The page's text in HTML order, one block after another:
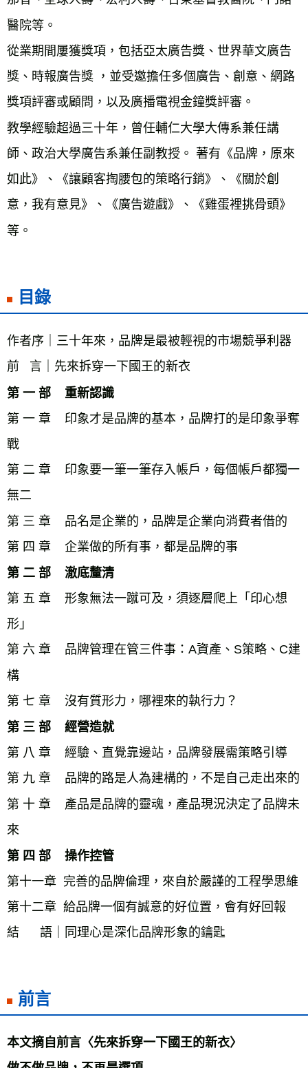
醫院等。
從業期間屢獲獎項，包括亞太廣告獎、世界華文廣告
獎、時報廣告獎 ，並受邀擔任多個廣告、創意、網路
獎項評審或顧問，以及廣播電視金鐘獎評審。
教學經驗超過三十年，曾任輔仁大學大傳系兼任講
師、政治大學廣告系兼任副教授。 著有《品牌，原來
如此》、《讓顧客掏腰包的策略行銷》、《關於創
意，我有意見》、《廣告遊戲》、《雞蛋裡挑骨頭》
等。
目錄
作者序｜三十年來，品牌是最被輕視的市場競爭利器
第 一 部    重新認識
第 一 章    印象才是品牌的基本，品牌打的是印象爭奪
戰
第 二 章    印象要一筆一筆存入帳戶，每個帳戶都獨一
無二
第 三 章    品名是企業的，品牌是企業向消費者借的
第 二 部    澈底釐清
第 五 章    形象無法一蹴可及，須逐層爬上「印心想
形」
第 六 章    品牌管理在管三件事：A資產、S策略、C建
構
第 三 部    經營造就
第 八 章    經驗、直覺靠邊站，品牌發展需策略引導
第 九 章    品牌的路是人為建構的，不是自己走出來的
第 十 章    產品是品牌的靈魂，產品現況決定了品牌未
第 四 部    操作控管
第十一章  完善的品牌倫理，來自於嚴謹的工程學思維
第十二章  給品牌一個有誠意的好位置，會有好回報
前言
本文摘自前言〈先來拆穿一下國王的新衣〉